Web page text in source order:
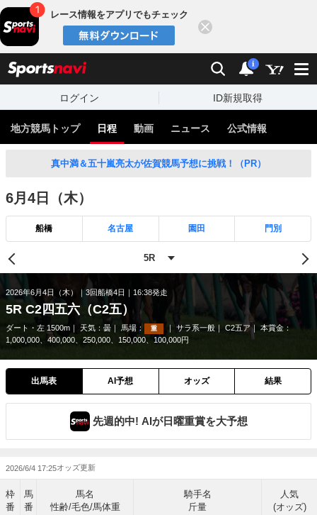
レース情報をアプリでもチェック
検索 通知
i
ログイン ID新規取得
地方競馬トップ 日程 動画 ニュース 公式情報
真中満＆五十嵐亮太が佐賀競馬予想に挑戦！（PR）
6月4日（木）
船橋 名古屋 園田 門別
2026年6月4日（木） 3回船橋4日 16:38発走
5R C2四五六（C2五）
ダート・左 1500m 天気： 曇 馬場： 重 サラ系一般 C2五ア
本賞金：
1,000,000、400,000、250,000、150,000、100,000円
出馬表 AI予想 オッズ 結果
先週的中! AIが日曜重賞を大予想
2026/6/4 17:25
枠
番
馬
番
馬名
性齢/毛色/馬体重
騎手名
斤量
人気
(オッズ)